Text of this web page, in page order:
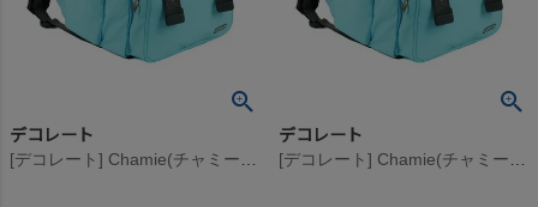
デコレート デコレート